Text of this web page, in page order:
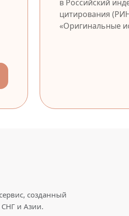
в Российский
цитирования
«Оригинальные
созданный
СНГ и Азии.